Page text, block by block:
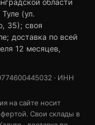
области
(ул.
35); своя
доставка по всей
12 месяцев,
· ИНН
на сайте носит
Свои склады в